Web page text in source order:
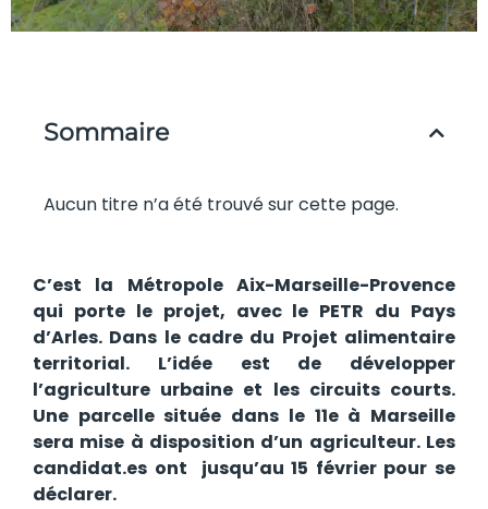
Sommaire
Aucun titre n’a été trouvé sur cette page.
C’est la Métropole Aix-Marseille-Provence
qui porte le projet, avec le PETR du Pays
d’Arles. Dans le cadre du Projet alimentaire
territorial. L’idée est de développer
l’agriculture urbaine et les circuits courts.
Une parcelle située dans le 11e à Marseille
sera mise à disposition d’un agriculteur. Les
candidat.es ont jusqu’au 15 février pour se
déclarer.